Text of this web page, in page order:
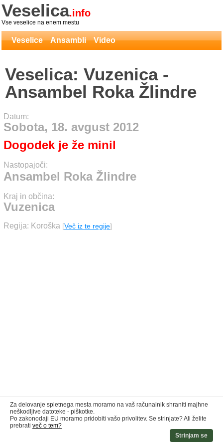
Veselica.info
Vse veselice na enem mestu
Veselice Ansambli Video
Veselica: Vuzenica -
Ansambel Roka Žlindre
Datum:
Sobota, 18. avgust 2012
Dogodek je že minil
Nastopajoči:
Ansambel Roka Žlindre
Kraj in občina:
Vuzenica
Regija: Koroška [Več iz te regije]
Za delovanje spletnega mesta moramo na vaš računalnik shraniti majhne
neškodljive datoteke - piškotke.
Po zakonodaji EU moramo pridobiti vašo privolitev. Se strinjate? Ali želite
prebrati več o tem?
Strinjam se